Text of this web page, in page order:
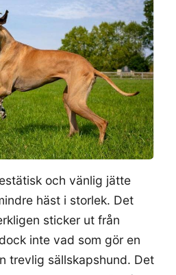
och vänlig jätte
häst i storlek. Det
sticker ut från
inte vad som gör en
trevlig sällskapshund. Det